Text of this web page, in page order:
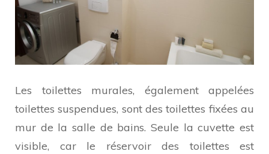
Les toilettes murales, également appelées
toilettes suspendues, sont des toilettes fixées au
mur de la salle de bains. Seule la cuvette est
visible, car le réservoir des toilettes est